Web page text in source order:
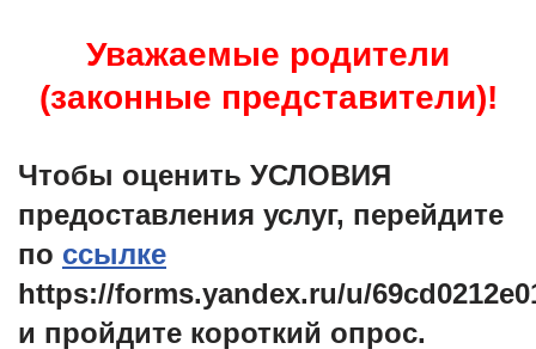
Уважаемые родители
(законные представители)!
Чтобы оценить УСЛОВИЯ
предоставления услуг, перейдите
по ссылке
https://forms.yandex.ru/u/
и пройдите короткий опрос.